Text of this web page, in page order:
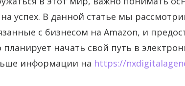
успех. В данной статье мы
с бизнесом на Amazon, и
начать свой путь в
информации на https://